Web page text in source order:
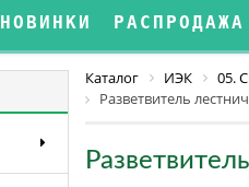
НОВИНКИ РАСПРОДАЖА
Каталог ИЭК 05.
Разветвитель